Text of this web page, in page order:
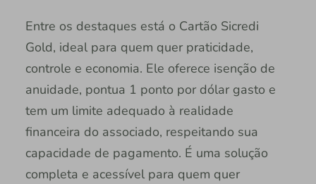
Entre os destaques está o Cartão Sicredi
Gold, ideal para quem quer praticidade,
controle e economia. Ele oferece isenção de
anuidade, pontua 1 ponto por dólar gasto e
tem um limite adequado à realidade
financeira do associado, respeitando sua
capacidade de pagamento. É uma solução
completa e acessível para quem quer